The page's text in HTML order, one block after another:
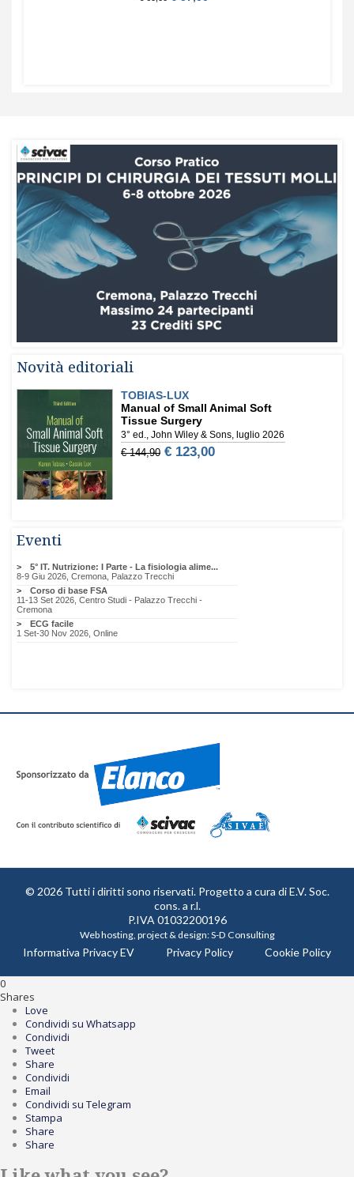
Novità editoriali
Eventi
© 2026 Tutti i diritti sono riservati. Progetto a cura diE.V. Soc.
cons. a r.l.
P.IVA 01032200196
Web hosting, project & design:S-D Consulting
Informativa Privacy EV Privacy Policy Cookie Policy
0
Shares
Love
Condividi su Whatsapp
Condividi
Tweet
Share
Condividi
Email
Condividi su Telegram
Stampa
Share
Share